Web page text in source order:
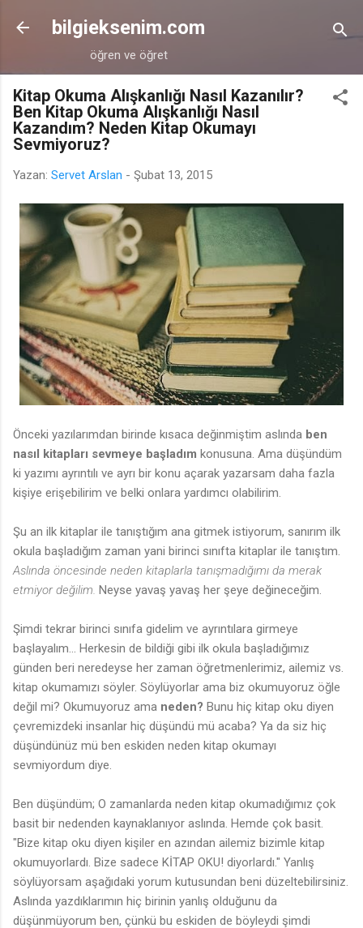
Ana içeriğe atla
bilgieksenim.com
öğren ve öğret
Kitap Okuma Alışkanlığı Nasıl Kazanılır?
Ben Kitap Okuma Alışkanlığı Nasıl
Kazandım? Neden Kitap Okumayı
Sevmiyoruz?
Yazan: Servet Arslan - Şubat 13, 2015
Önceki yazılarımdan birinde kısaca değinmiştim aslında ben
nasıl kitapları sevmeye başladım konusuna. Ama düşündüm
ki yazımı ayrıntılı ve ayrı bir konu açarak yazarsam daha fazla
kişiye erişebilirim ve belki onlara yardımcı olabilirim.
Şu an ilk kitaplar ile tanıştığım ana gitmek istiyorum, sanırım ilk
okula başladığım zaman yani birinci sınıfta kitaplar ile tanıştım.
Aslında öncesinde neden kitaplarla tanışmadığımı da merak
etmiyor değilim. Neyse yavaş yavaş her şeye değineceğim.
Şimdi tekrar birinci sınıfa gidelim ve ayrıntılara girmeye
başlayalım... Herkesin de bildiği gibi ilk okula başladığımız
günden beri neredeyse her zaman öğretmenlerimiz, ailemiz vs.
kitap okumamızı söyler. Söylüyorlar ama biz okumuyoruz öğle
değil mi? Okumuyoruz ama neden? Bunu hiç kitap oku diyen
çevremizdeki insanlar hiç düşündü mü acaba? Ya da siz hiç
düşündünüz mü ben eskiden neden kitap okumayı
sevmiyordum diye.
Ben düşündüm; O zamanlarda neden kitap okumadığımız çok
basit bir nedenden kaynaklanıyor aslında. Hemde çok basit.
"Bize kitap oku diyen kişiler en azından ailemiz bizimle kitap
okumuyorlardı. Bize sadece KİTAP OKU! diyorlardı." Yanlış
söylüyorsam aşağıdaki yorum kutusundan beni düzeltebilirsiniz.
Aslında yazdıklarımın hiç birinin yanlış olduğunu da
düşünmüyorum ben, çünkü bu eskiden de böyleydi şimdi